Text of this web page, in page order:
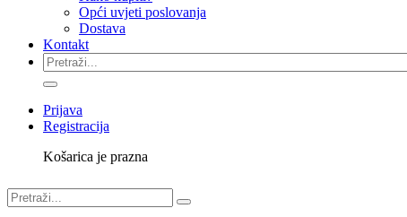
Opći uvjeti poslovanja
Dostava
Kontakt
Prijava
Registracija
Košarica je prazna